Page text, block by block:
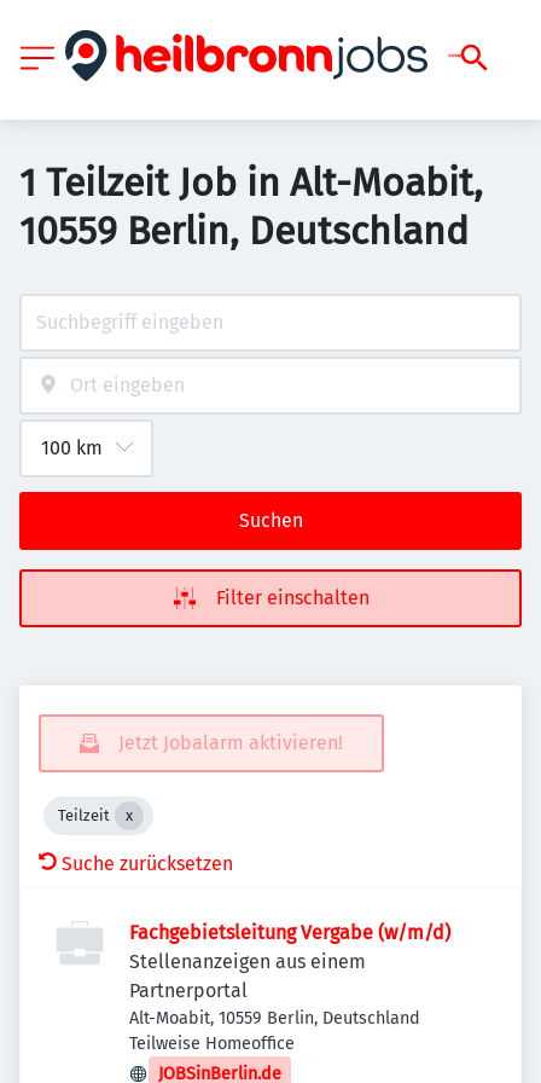
1 Teilzeit Job in Alt-Moabit,
10559 Berlin, Deutschland
Suchen
Filter einschalten
Jetzt Jobalarm aktivieren!
Teilzeit
Suche zurücksetzen
Fachgebietsleitung Vergabe (w/m/d)
Stellenanzeigen aus einem
Partnerportal
Alt-Moabit, 10559 Berlin, Deutschland
Teilweise Homeoffice
JOBSinBerlin.de